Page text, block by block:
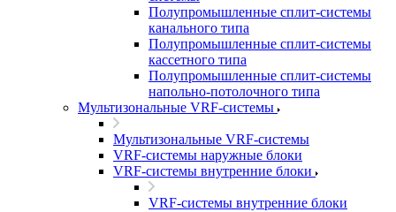
Полупромышленные сплит-системы
канального типа
Полупромышленные сплит-системы
кассетного типа
Полупромышленные сплит-системы
напольно-потолочного типа
Мультизональные VRF-системы
Мультизональные VRF-системы
VRF-системы наружные блоки
VRF-системы внутренние блоки
VRF-системы внутренние блоки